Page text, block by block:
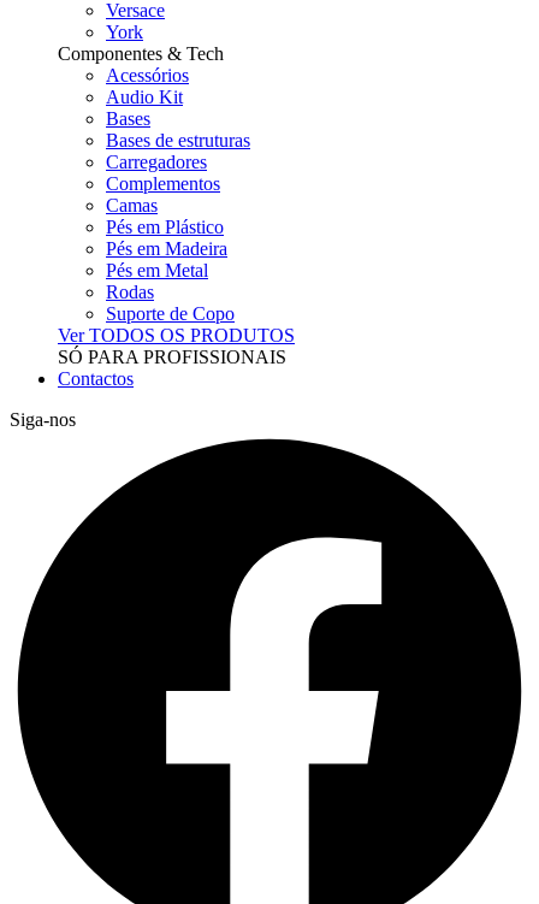
Versace
York
Componentes & Tech
Acessórios
Audio Kit
Bases
Bases de estruturas
Carregadores
Complementos
Camas
Pés em Plástico
Pés em Madeira
Pés em Metal
Rodas
Suporte de Copo
Ver TODOS OS PRODUTOS
SÓ PARA PROFISSIONAIS
Contactos
Siga-nos